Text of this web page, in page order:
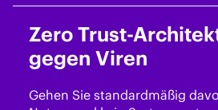
Zero Trust-
gegen Viren
Gehen Sie standardmäßig